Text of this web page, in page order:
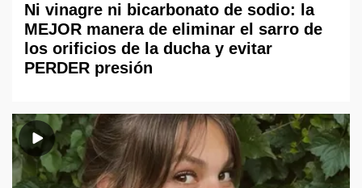
Ni vinagre ni bicarbonato de sodio: la
MEJOR manera de eliminar el sarro de
los orificios de la ducha y evitar
PERDER presión